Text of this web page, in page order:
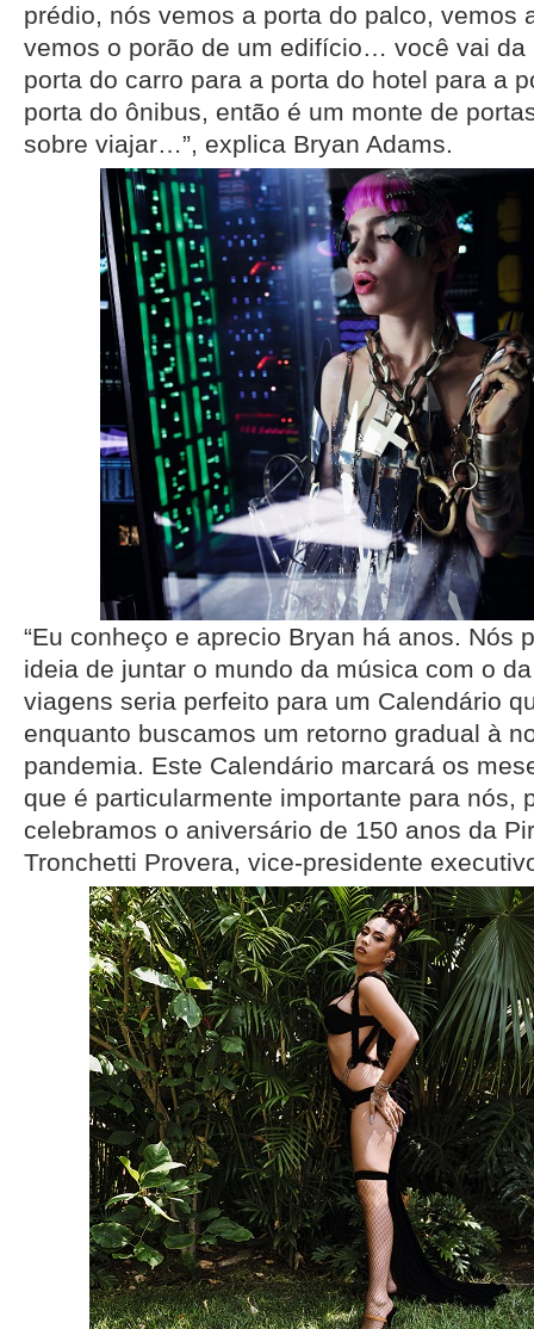
prédio, nós vemos a porta do palco, vemos
vemos o porão de um edifício… você vai da
porta do carro para a porta do hotel para a
porta do ônibus, então é um monte de
sobre viajar…”, explica Bryan Adams.
“Eu conheço e aprecio Bryan há anos. Nós
ideia de juntar o mundo da música com o
viagens seria perfeito para um Calendário
enquanto buscamos um retorno gradual à
pandemia. Este Calendário marcará os
que é particularmente importante para nós,
celebramos o aniversário de 150 anos da
Tronchetti Provera, vice-presidente